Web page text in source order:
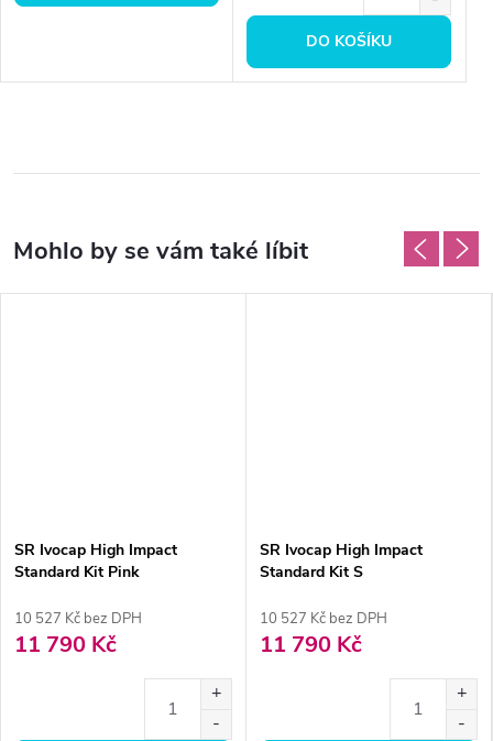
DO KOŠÍKU
SR Ivocap High Impact
Standard Kit Pink
10 527 Kč bez DPH
11 790 Kč
SR Ivocap High Impact
Standard Kit S
10 527 Kč bez DPH
11 790 Kč